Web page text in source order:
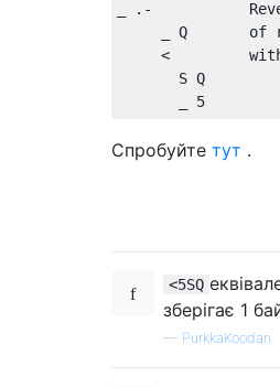
_ .-
_ Q       of
<
Спробуйте тут .
<5SQ
зберігає 1
— PurkkaKoodari